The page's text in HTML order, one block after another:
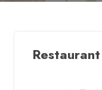
Restaurant